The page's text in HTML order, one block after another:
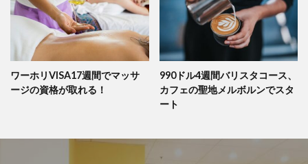
ワーホリVISA17週間でマッサ
ージの資格が取れる！
990ドル4週間バリスタコース、
カフェの聖地メルボルンでスタ
ート